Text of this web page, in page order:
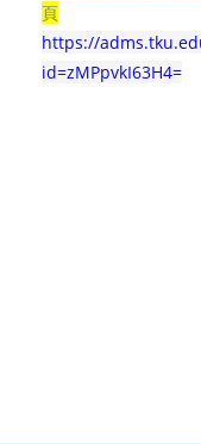
頁
https://
id=zMPpvkI63H4=